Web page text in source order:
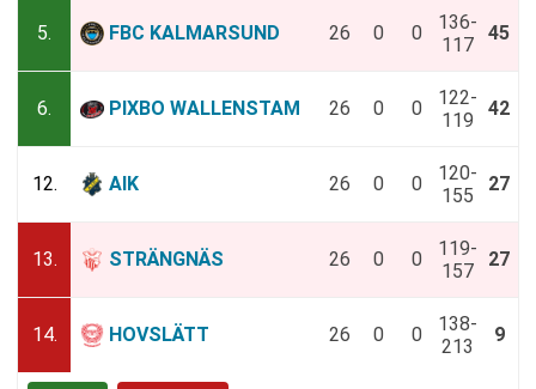
5. FBC KALMARSUND 26 0 0
136-
117
45
6. PIXBO WALLENSTAM 26 0 0
122-
119
42
12. AIK 26 0 0
120-
155
27
13. STRÄNGNÄS 26 0 0
119-
157
27
14. HOVSLÄTT 26 0 0
138-
213
9